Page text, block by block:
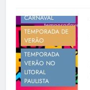
CARNAVAL
TEMPORADA DE
VERÃO
TEMPORADA
VERÃO NO
LITORAL
PAULISTA